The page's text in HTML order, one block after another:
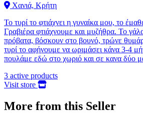
Χανιά, Κρήτη
Το τυρί το φτιάχνει η γυναίκα μου, το
Γραβιέρα φτιάχνουμε και μυζήθρα. Το
πρόβατα, βόσκουν στο βουνό, τρώνε
τυρί το αφήνουμε να ωριμάσει κάνα 3-4
πουλάμε εδώ στο χωριό και σε κανα δύο
3 active products
Visit store
More from this Seller